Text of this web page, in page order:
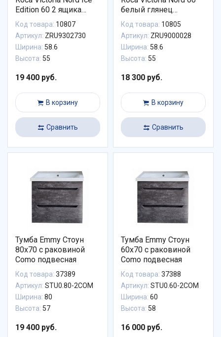
Edition 60 2 ящика
ZRU9302730
Код товара: 10807
Артикул: ZRU9302730
Ширина: 58.6
Высота: 55
19 400 руб.
В корзину
Сравнить
белый глянец
ZRU9000028
Код товара: 10805
Артикул: ZRU9000028
Ширина: 58.6
Высота: 55
18 300 руб.
В корзину
Сравнить
Тумба Emmy Стоун
80х70 с раковиной
Como подвесная
Код товара: 37389
Артикул: STU0.80-2COM
Ширина: 80
Высота: 57
19 400 руб.
Тумба Emmy Стоун
60х70 с раковиной
Como подвесная
Код товара: 37388
Артикул: STU0.60-2COM
Ширина: 60
Высота: 58
16 000 руб.